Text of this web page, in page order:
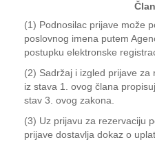
(1) Podnosilac prijave može
poslovnog imena putem
postupku elektronske
(2) Sadržaj i izgled prijave za
iz stava 1. ovog člana
stav 3. ovog zakona.
(3) Uz prijavu za rezervaciju
prijave dostavlja dokaz o